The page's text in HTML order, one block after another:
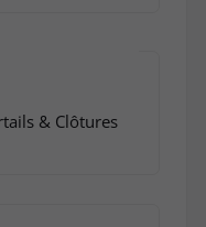
& Clôtures